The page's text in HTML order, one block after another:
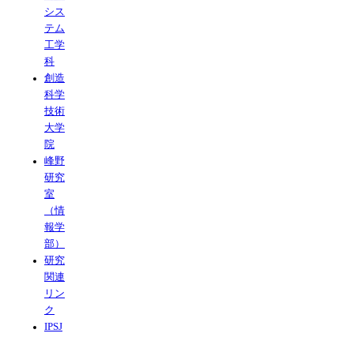
シス
テム
工学
科
創造
科学
技術
大学
院
峰野
研究
室
（情
報学
部）
研究
関連
リン
ク
IPSJ